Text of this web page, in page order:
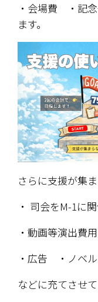
・会場費　・記
ます。
さらに支援が集
・ 司会をM-1に
・動画等演出費
・広告　・ノベ
などに充てさせて